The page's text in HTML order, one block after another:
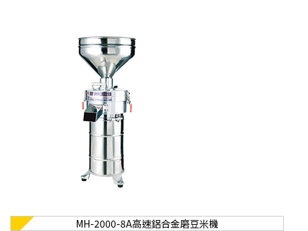
MH-2000-8A高速鋁合金磨豆米機